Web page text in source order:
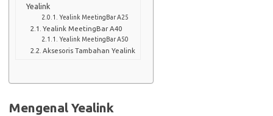
Yealink
Yealink MeetingBar A25
Yealink MeetingBar A40
Yealink MeetingBar A50
Aksesoris Tambahan Yealink
Mengenal Yealink